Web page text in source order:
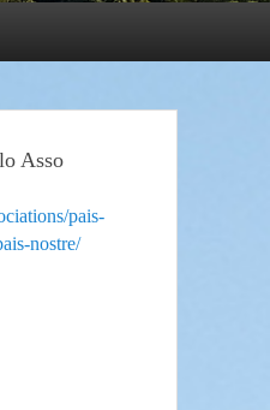
Asso
pais-
nostre/